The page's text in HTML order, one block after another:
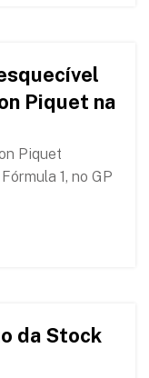
Piquet na
Piquet
1, no GP
da Stock